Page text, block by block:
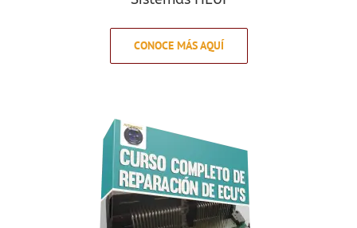
CONOCE MÁS AQUÍ